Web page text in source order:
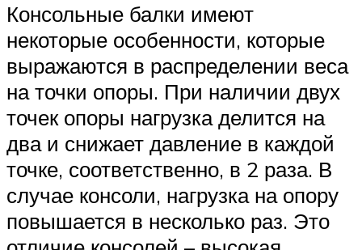
Консольные балки имеют
некоторые особенности, которые
выражаются в распределении веса
на точки опоры. При наличии двух
точек опоры нагрузка делится на
два и снижает давление в каждой
точке, соответственно, в 2 раза. В
случае консоли, нагрузка на опору
повышается в несколько раз. Это